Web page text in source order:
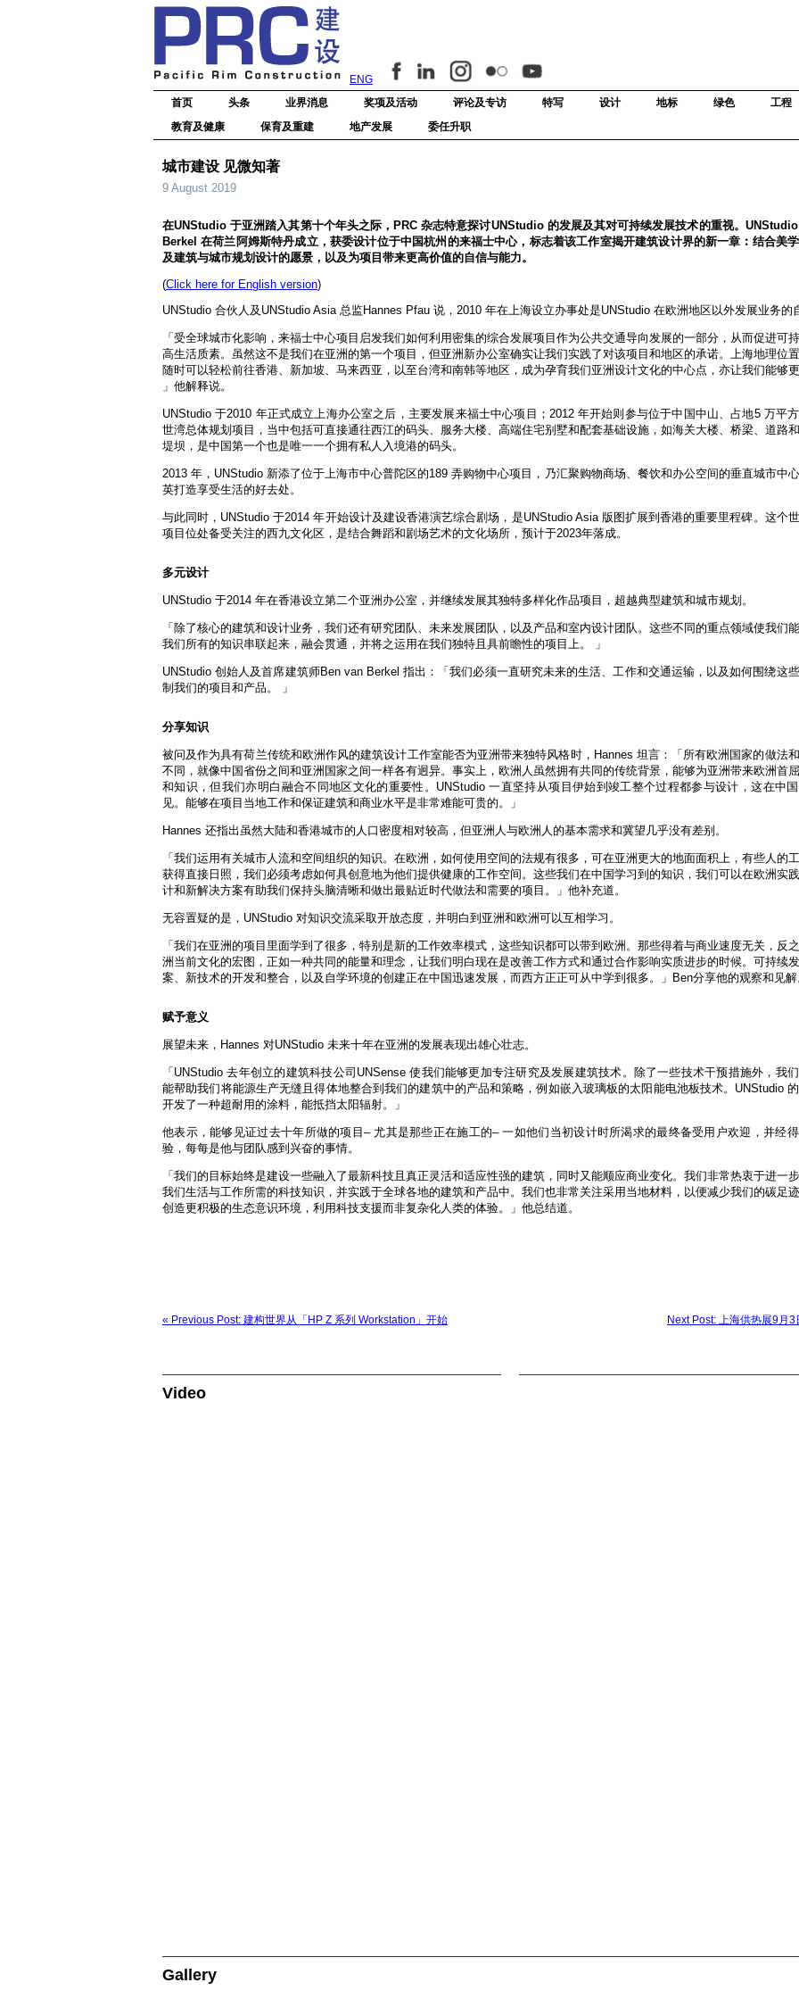
ENG
首页 头条 业界消息 奖项及活动 评论及专访 特写 设计 地标 绿色 工程
教育及健康
保育及重建 地产发展 委任升职
城市建设 见微知著
9 August 2019
在UNStudio 于亚洲踏入其第十个年头之际，PRC 杂志特意探讨UNStudio 的发展及其对可持续发展技术的重视。
Berkel 在荷兰阿姆斯特丹成立，获委设计位于中国杭州的来福士中心，标志着该工作室揭开建筑设计界的新一章︰结合美
及建筑与城市规划设计的愿景，以及为项目带来更高价值的自信与能力。
(Click here for English version)
UNStudio 合伙人及UNStudio Asia 总监Hannes Pfau 说，2010 年在上海设立办事处是UNStudio 在欧洲地区以外发展业务的
「受全球城市化影响，来福士中心项目启发我们如何利用密集的综合发展项目作为公共交通导向发展的一部分，从而促进可
高生活质素。虽然这不是我们在亚洲的第一个项目，但亚洲新办公室确实让我们实践了对该项目和地区的承诺。上海地理位
随时可以轻松前往香港、新加坡、马来西亚，以至台湾和南韩等地区，成为孕育我们亚洲设计文化的中心点，亦让我们能够更
」他解释说。
UNStudio 于2010 年正式成立上海办公室之后，主要发展来福士中心项目；2012 年开始则参与位于中国中山、占地5 万平
世湾总体规划项目，当中包括可直接通往西江的码头、服务大楼、高端住宅别墅和配套基础设施，如海关大楼、桥梁、道路
堤坝，是中国第一个也是唯一一个拥有私人入境港的码头。
2013 年，UNStudio 新添了位于上海市中心普陀区的189 弄购物中心项目，乃汇聚购物商场、餐饮和办公空间的垂直城市中
英打造享受生活的好去处。
与此同时，UNStudio 于2014 年开始设计及建设香港演艺综合剧场，是UNStudio Asia 版图扩展到香港的重要里程碑。这个
项目位处备受关注的西九文化区，是结合舞蹈和剧场艺术的文化场所，预计于2023年落成。
多元设计
UNStudio 于2014 年在香港设立第二个亚洲办公室，并继续发展其独特多样化作品项目，超越典型建筑和城市规划。
「除了核心的建筑和设计业务，我们还有研究团队、未来发展团队，以及产品和室内设计团队。这些不同的重点领域使我们
我们所有的知识串联起来，融会贯通，并将之运用在我们独特且具前瞻性的项目上。 」
UNStudio 创始人及首席建筑师Ben van Berkel 指出：「我们必须一直研究未来的生活、工作和交通运输，以及如何围绕这
制我们的项目和产品。 」
分享知识
被问及作为具有荷兰传统和欧洲作风的建筑设计工作室能否为亚洲带来独特风格时，Hannes 坦言：「所有欧洲国家的做法
不同，就像中国省份之间和亚洲国家之间一样各有迥异。事实上，欧洲人虽然拥有共同的传统背景，能够为亚洲带来欧洲首
和知识，但我们亦明白融合不同地区文化的重要性。UNStudio 一直坚持从项目伊始到竣工整个过程都参与设计，这在中
见。能够在项目当地工作和保证建筑和商业水平是非常难能可贵的。」
Hannes 还指出虽然大陆和香港城市的人口密度相对较高，但亚洲人与欧洲人的基本需求和冀望几乎没有差别。
「我们运用有关城市人流和空间组织的知识。在欧洲，如何使用空间的法规有很多，可在亚洲更大的地面面积上，有些人的
获得直接日照，我们必须考虑如何具创意地为他们提供健康的工作空间。这些我们在中国学习到的知识，我们可以在欧洲实
计和新解决方案有助我们保持头脑清晰和做出最贴近时代做法和需要的项目。」他补充道。
无容置疑的是，UNStudio 对知识交流采取开放态度，并明白到亚洲和欧洲可以互相学习。
「我们在亚洲的项目里面学到了很多，特别是新的工作效率模式，这些知识都可以带到欧洲。那些得着与商业速度无关，反
洲当前文化的宏图，正如一种共同的能量和理念，让我们明白现在是改善工作方式和通过合作影响实质进步的时候。可持续
案、新技术的开发和整合，以及自学环境的创建正在中国迅速发展，而西方正正可从中学到很多。」Ben分享他的观察和见解
赋予意义
展望未来，Hannes 对UNStudio 未来十年在亚洲的发展表现出雄心壮志。
「UNStudio 去年创立的建筑科技公司UNSense 使我们能够更加专注研究及发展建筑技术。除了一些技术干预措施外，我
能帮助我们将能源生产无缝且得体地整合到我们的建筑中的产品和策略，例如嵌入玻璃板的太阳能电池板技术。UNStudio
开发了一种超耐用的涂料，能抵挡太阳辐射。」
他表示，能够见证过去十年所做的项目– 尤其是那些正在施工的– 一如他们当初设计时所渴求的最终备受用户欢迎，并经
验，每每是他与团队感到兴奋的事情。
「我们的目标始终是建设一些融入了最新科技且真正灵活和适应性强的建筑，同时又能顺应商业变化。我们非常热衷于进一
我们生活与工作所需的科技知识，并实践于全球各地的建筑和产品中。我们也非常关注采用当地材料，以便减少我们的碳足
创造更积极的生态意识环境，利用科技支援而非复杂化人类的体验。」他总结道。
« Previous Post: 建构世界从「HP Z 系列 Workstation」开始 Next Post: 上海供热展9月
Video
Gallery